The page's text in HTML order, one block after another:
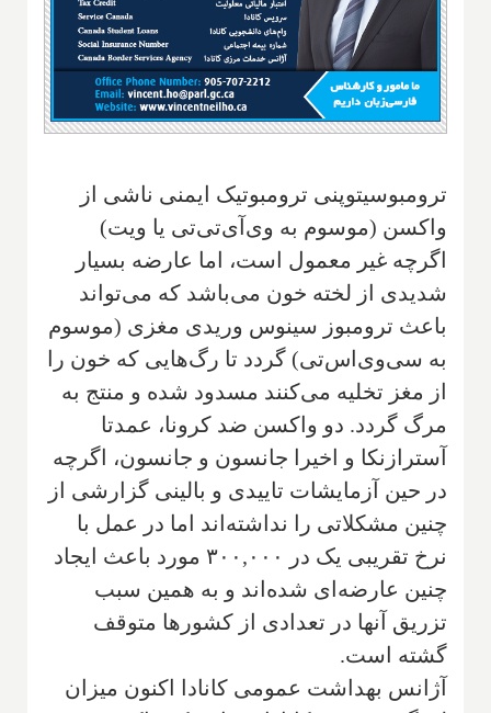
ترومبوسیتوپنی ترومبوتیک ایمنی ناشی از
واکسن (موسوم به وی‌آی‌تی‌تی یا ویت)
اگرچه غیر معمول است، اما عارضه بسیار
شدیدی از لخته خون می‌باشد که می‌تواند
باعث ترومبوز سینوس وریدی مغزی (موسوم
به سی‌وی‌اس‌تی) گردد تا رگ‌هایی که خون را
از مغز تخلیه می‌کنند مسدود شده و منتج به
مرگ گردد. دو واکسن ضد کرونا، عمدتا
آسترازنکا و اخیرا جانسون و جانسون، اگرچه
در حین آزمایشات تاییدی و بالینی گزارشی از
چنین مشکلاتی را نداشته‌اند اما در عمل با
نرخ تقریبی یک در ۳۰۰,۰۰۰ مورد باعث ایجاد
چنین عارضه‌ای شده‌اند و به همین سبب
تزریق آنها در تعدادی از کشورها متوقف
گشته است.
آژانس بهداشت عمومی کانادا اکنون میزان